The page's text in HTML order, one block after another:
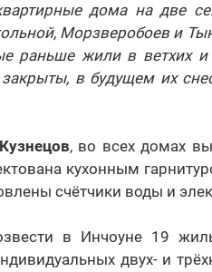
дома на две
Морзверобоев и
раньше жили в ветхих
в будущем их
, во всех домах
кухонным
счётчики воды и
в Инчоуне 19
двух- и